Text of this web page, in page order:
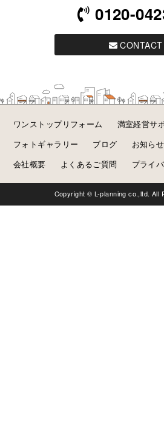
0120-
CONTACT
ワンストップリフォーム 満室経営サ
フォトギャラリー
ブログ お知らせ
会社概要
よくあるご質問 プライ
Copyright © L-planning co.,ltd. All